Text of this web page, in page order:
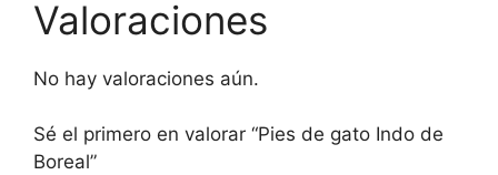
Valoraciones
No hay valoraciones aún.
Sé el primero en valorar “Pies de gato Indo de
Boreal”